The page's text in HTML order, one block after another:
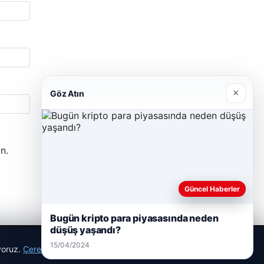
Çerez Politikamız
Göz Atın ×
Güncel Haberler
Bugün kripto para piyasasında neden
düşüş yaşandı?
15/04/2024